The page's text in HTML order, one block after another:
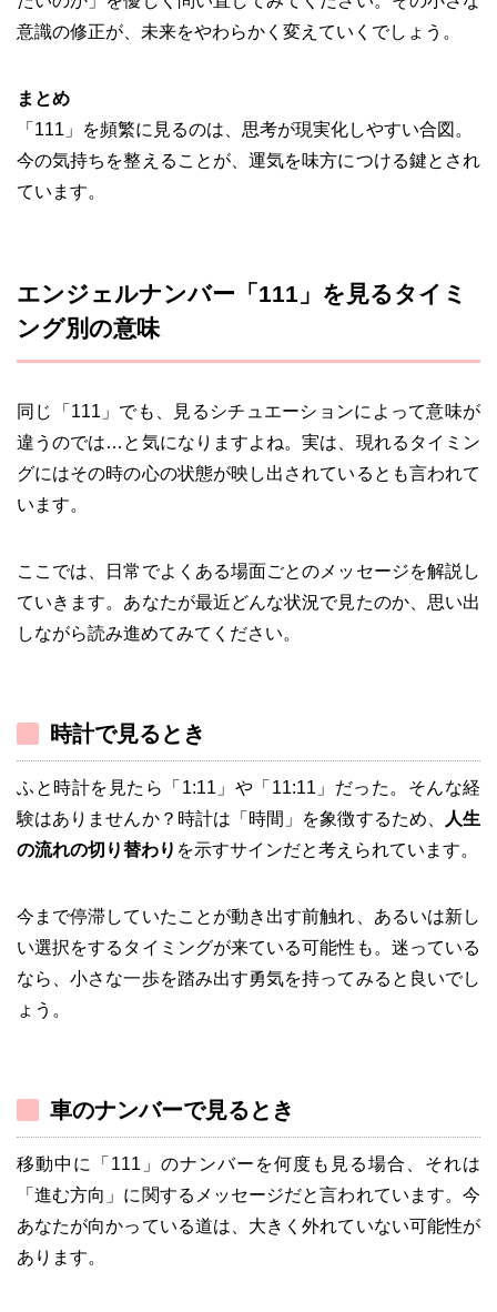
意識の修正が、未来をやわらかく変えていくでしょう。
まとめ
「111」を頻繁に見るのは、思考が現実化しやすい合図。
今の気持ちを整えることが、運気を味方につける鍵とされ
ています。
エンジェルナンバー「111」を見るタイミ
ング別の意味
同じ「111」でも、見るシチュエーションによって意味が
違うのでは…と気になりますよね。実は、現れるタイミン
グにはその時の心の状態が映し出されているとも言われて
います。
ここでは、日常でよくある場面ごとのメッセージを解説し
ていきます。あなたが最近どんな状況で見たのか、思い出
しながら読み進めてみてください。
時計で見るとき
ふと時計を見たら「1:11」や「11:11」だった。そんな経
験はありませんか？時計は「時間」を象徴するため、
人生
の流れの切り替わり を示すサインだと考えられています。
今まで停滞していたことが動き出す前触れ、あるいは新し
い選択をするタイミングが来ている可能性も。迷っている
なら、小さな一歩を踏み出す勇気を持ってみると良いでし
ょう。
車のナンバーで見るとき
移動中に「111」のナンバーを何度も見る場合、それは
「進む方向」に関するメッセージだと言われています。今
あなたが向かっている道は、大きく外れていない可能性が
あります。